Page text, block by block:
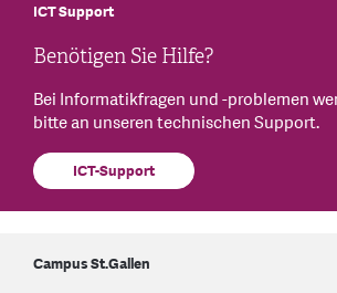
ICT Support
Benötigen Sie Hilfe?
Bei Informatikfragen und -problemen
bitte an unseren technischen Support.
ICT-Support
Campus St.Gallen